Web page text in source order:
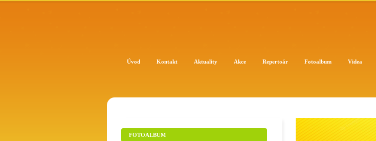
Úvod Kontakt Aktuality Akce Repertoár Fotoalbum Videa
FOTOALBUM